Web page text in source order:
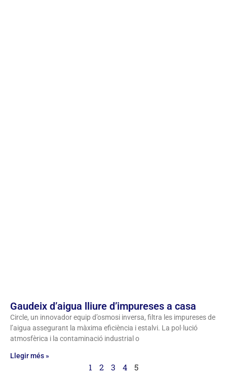
Gaudeix d’aigua lliure d’impureses a casa
Circle, un innovador equip d’osmosi inversa, filtra les impureses de
l’aigua assegurant la màxima eficiència i estalvi. La pol·lució
atmosfèrica i la contaminació industrial o
Llegir més »
1 2 3 4 5